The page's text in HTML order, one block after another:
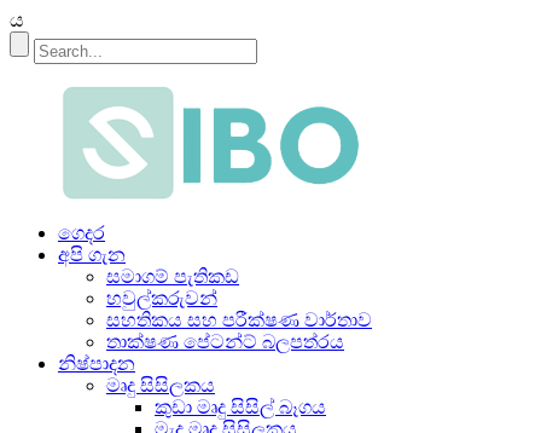
ය
ගෙදර
අපි ගැන
සමාගම් පැතිකඩ
හවුල්කරුවන්
සහතිකය සහ පරීක්ෂණ වාර්තාව
තාක්ෂණ පේටන්ට් බලපත්රය
නිෂ්පාදන
මෘදු සිසිලකය
කුඩා මෘදු සිසිල් බෑගය
මැද මෘදු සිසිලකය